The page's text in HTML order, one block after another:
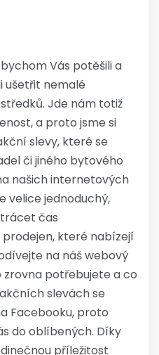
Vás potěšili a
ušetřit nemalé
Jde nám totiž
a proto jsme si
slevy, které se
či jiného bytového
našich internetových
velice jednoduchý,
čas
které nabízejí
na náš webový
zrovna potřebujete a co
slevách se
Facebooku, proto
do oblíbených. Díky
příležitost